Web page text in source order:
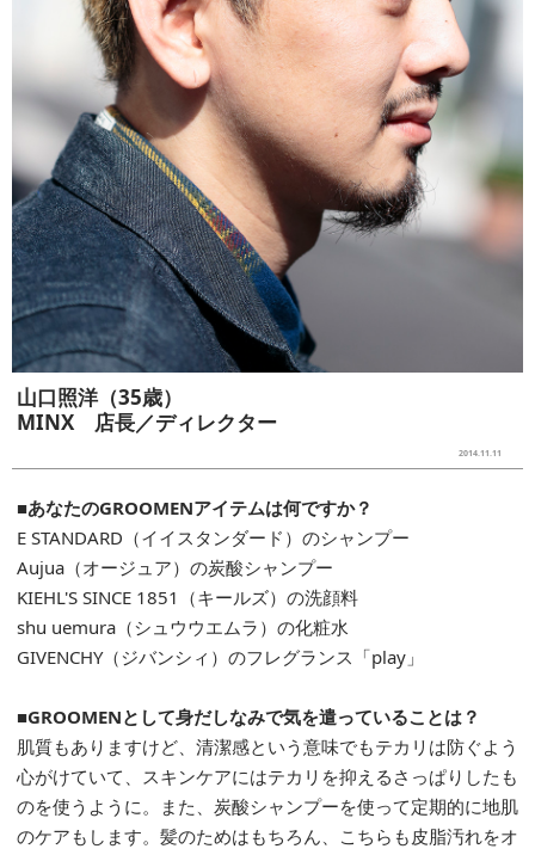
山口照洋（35歳）
MINX 店長／ディレクター
2014.11.11
■あなたのGROOMENアイテムは何ですか？
E STANDARD（イイスタンダード）のシャンプー
Aujua（オージュア）の炭酸シャンプー
KIEHL'S SINCE 1851（キールズ）の洗顔料
shu uemura（シュウウエムラ）の化粧水
GIVENCHY（ジバンシィ）のフレグランス「play」
■GROOMENとして身だしなみで気を遣っていることは？
肌質もありますけど、清潔感という意味でもテカリは防ぐよう
心がけていて、スキンケアにはテカリを抑えるさっぱりしたも
のを使うように。また、炭酸シャンプーを使って定期的に地肌
のケアもします。髪のためはもちろん、こちらも皮脂汚れをオ